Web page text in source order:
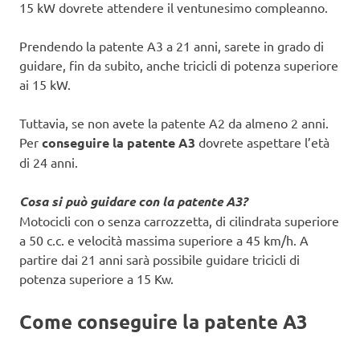
15 kW dovrete attendere il ventunesimo compleanno.
Prendendo la patente A3 a 21 anni, sarete in grado di
guidare, fin da subito, anche tricicli di potenza superiore
ai 15 kW.
Tuttavia, se non avete la patente A2 da almeno 2 anni.
Per conseguire la patente A3 dovrete aspettare l’età
di 24 anni.
Cosa si può guidare con la patente A3?
Motocicli con o senza carrozzetta, di cilindrata superiore
a 50 c.c. e velocità massima superiore a 45 km/h. A
partire dai 21 anni sarà possibile guidare tricicli di
potenza superiore a 15 Kw.
Come conseguire la patente A3